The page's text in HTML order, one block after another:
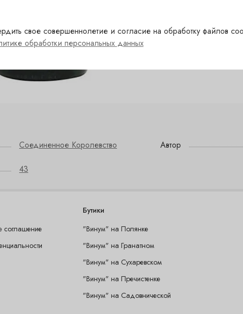
✓ Пречистенка — в
Соединенное Королевство Автор
43
соглашение
Бутики
"Винум" на Полянке
"Винум" на Гранатном
"Винум" на Сухаревском
"Винум" на Пречистенке
"Винум" на Садовнической
свое совершеннолетие и согласие на обработку файлов
обработки персональных данных